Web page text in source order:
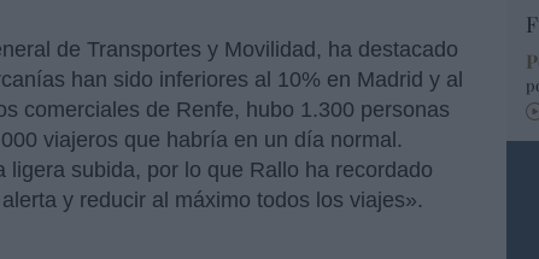
de Transportes y Movilidad, ha destacado
han sido inferiores al 10% en Madrid y al
comerciales de Renfe, hubo 1.300 personas
viajeros que habría en un día normal.
subida, por lo que Rallo ha recordado
y reducir al máximo todos los viajes».